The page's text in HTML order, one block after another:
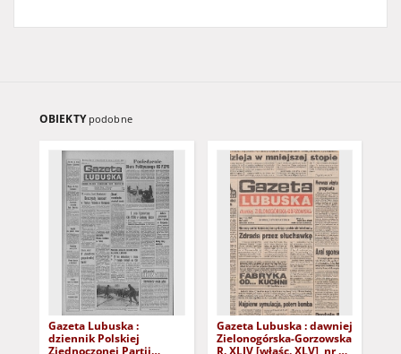
OBIEKTY podobne
Gazeta Lubuska :
dziennik Polskiej
Zjednoczonej Partii
Gazeta Lubuska : dawniej
Zielonogórska-Gorzowska
R. XLIV [właśc. XLV], nr 52